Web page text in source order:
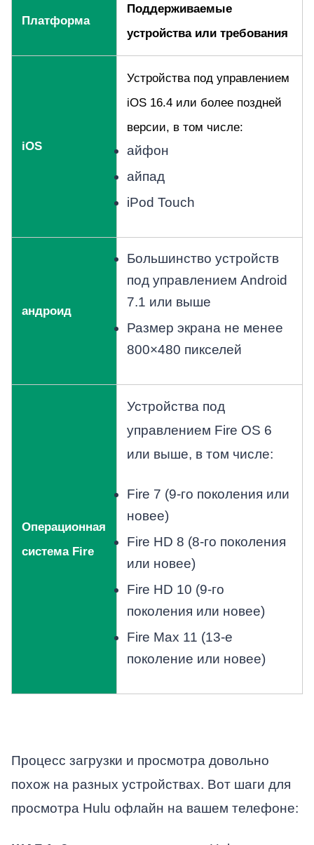
Платформа
Поддерживаемые
устройства или требования
iOS
Устройства под управлением
iOS 16.4 или более поздней
версии, в том числе:
айфон
айпад
iPod Touch
андроид
Большинство устройств
под управлением Android
7.1 или выше
Размер экрана не менее
800×480 пикселей
Операционная
система Fire
Устройства под
управлением Fire OS 6
или выше, в том числе:
Fire 7 (9-го поколения или
новее)
Fire HD 8 (8-го поколения
или новее)
Fire HD 10 (9-го
поколения или новее)
Fire Max 11 (13-е
поколение или новее)
Процесс загрузки и просмотра довольно
похож на разных устройствах. Вот шаги для
просмотра Hulu офлайн на вашем телефоне: